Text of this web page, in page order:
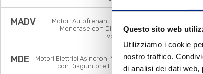
Questo sito web
Utilizziamo i cookie
nostro traffico.
di analisi dei dati
MADV
Motori Autofrenanti Asincroni
Monofase con Disgiuntore
voltmetrico
MDE
Motori Elettrici Asincroni Monofase
con Disgiuntore Elettronico
I